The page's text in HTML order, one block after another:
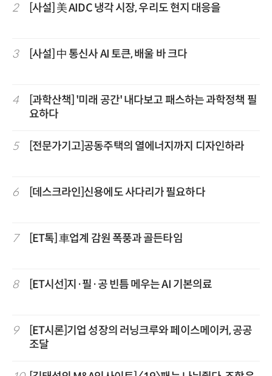
2 [사설] 美 AIDC 냉각 시장, 우리도 현지 대응을
3 [사설] 中 통신사 AI 토큰, 배울 바 크다
4
[과학산책] '미래 공간' 내다보고 패스하는 과학정책 필
요하다
5 [전문가기고]공동주택의 열에너지까지 디자인하라
6 [데스크라인]신용에도 사다리가 필요하다
7 [ET톡] 車업계 감원 폭풍과 골든타임
8 [ET시선]지·필·공 빈틈 메우는 AI 기본의료
9
[ET시론]기업 성장의 러닝크루와 페이스메이커, 공공
조달